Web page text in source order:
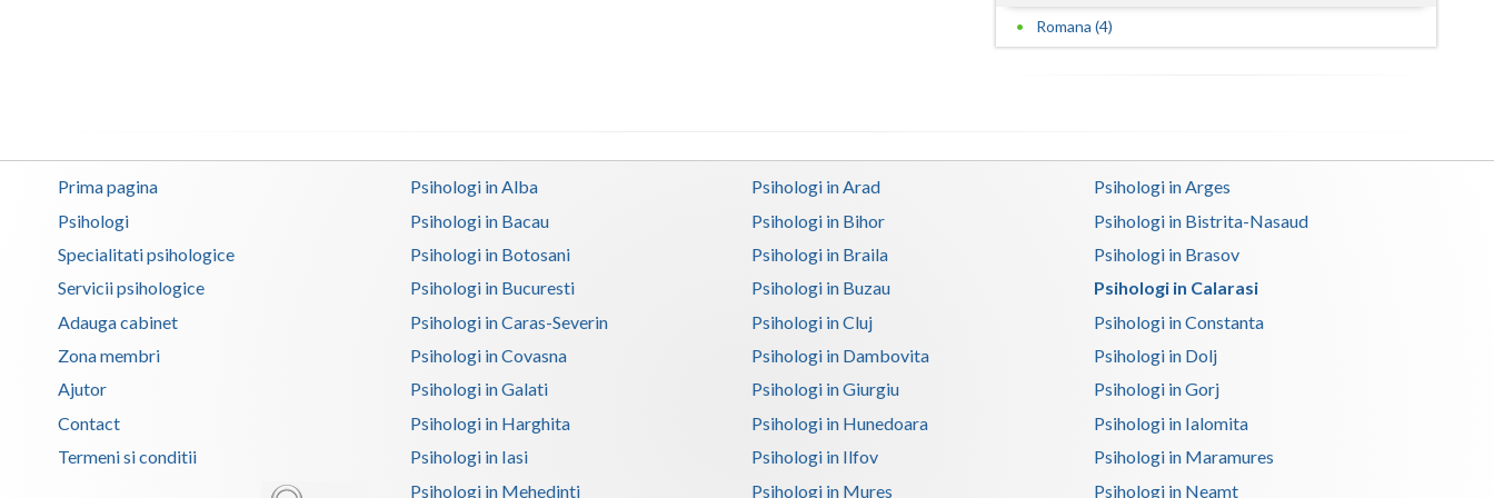
Romana (4)
Prima pagina
Psihologi
Specialitati psihologice
Servicii psihologice
Adauga cabinet
Zona membri
Ajutor
Contact
Termeni si conditii
Psihologi in Alba Psihologi in Arad
Psihologi in Arges
Psihologi in Bacau
Psihologi in Bihor
Psihologi in Bistrita-Nasaud
Psihologi in Botosani
Psihologi in Braila
Psihologi in Brasov
Psihologi in Bucuresti
Psihologi in Buzau
Psihologi in Calarasi
Psihologi in Caras-Severin
Psihologi in Cluj
Psihologi in Constanta
Psihologi in Covasna
Psihologi in Dambovita
Psihologi in Dolj
Psihologi in Galati
Psihologi in Giurgiu
Psihologi in Gorj
Psihologi in Harghita
Psihologi in Hunedoara
Psihologi in Ialomita
Psihologi in Iasi
Psihologi in Ilfov
Psihologi in Maramures
Psihologi in Mehedinti
Psihologi in Mures Psihologi in Neamt